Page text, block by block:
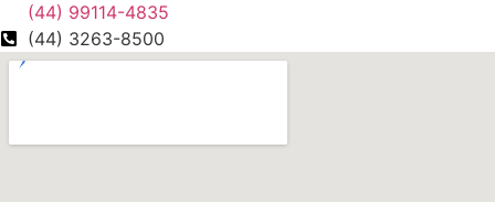
(44) 99114-4835
(44) 3263-8500